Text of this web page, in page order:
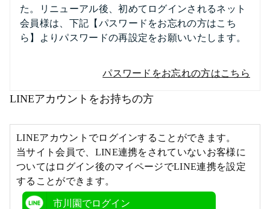
た。リニューアル後、初めてログインされるネット
会員様は、下記【パスワードをお忘れの方はこち
ら】よりパスワードの再設定をお願いいたします。
パスワードをお忘れの方はこちら
LINEアカウントをお持ちの方
LINEアカウントでログインすることができます。
当サイト会員で、LINE連携をされていないお客様に
ついてはログイン後のマイページでLINE連携を設定
することができます。
市川園でログイン